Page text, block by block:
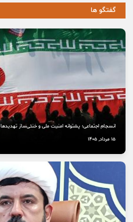
گفتگو ها
انسجام اجتماعی؛ پشتوانه امنیت ملی و خنثی‌ساز تهدیدها
15 مرداد, 1405